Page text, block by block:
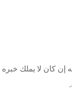
إن كان لا يملك خبره